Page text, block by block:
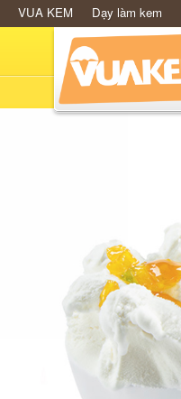
VUA KEM Dạy làm kem